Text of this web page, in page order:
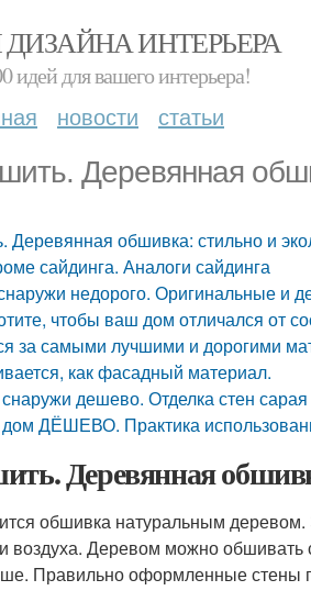
ИНТЕРЬЕРА
идей для вашего интерьера!
новости статьи
Деревянная
обшивка: стильно и
сайдинга. Аналоги сайдинга
недорого. Оригинальные и
чтобы ваш дом отличался от
за самыми лучшими и дорогими
как фасадный материал.
дешево. Отделка стен
ДЁШЕВО. Практика
Деревянная
обшивка натуральным
воздуха. Деревом можно
Правильно оформленные стены